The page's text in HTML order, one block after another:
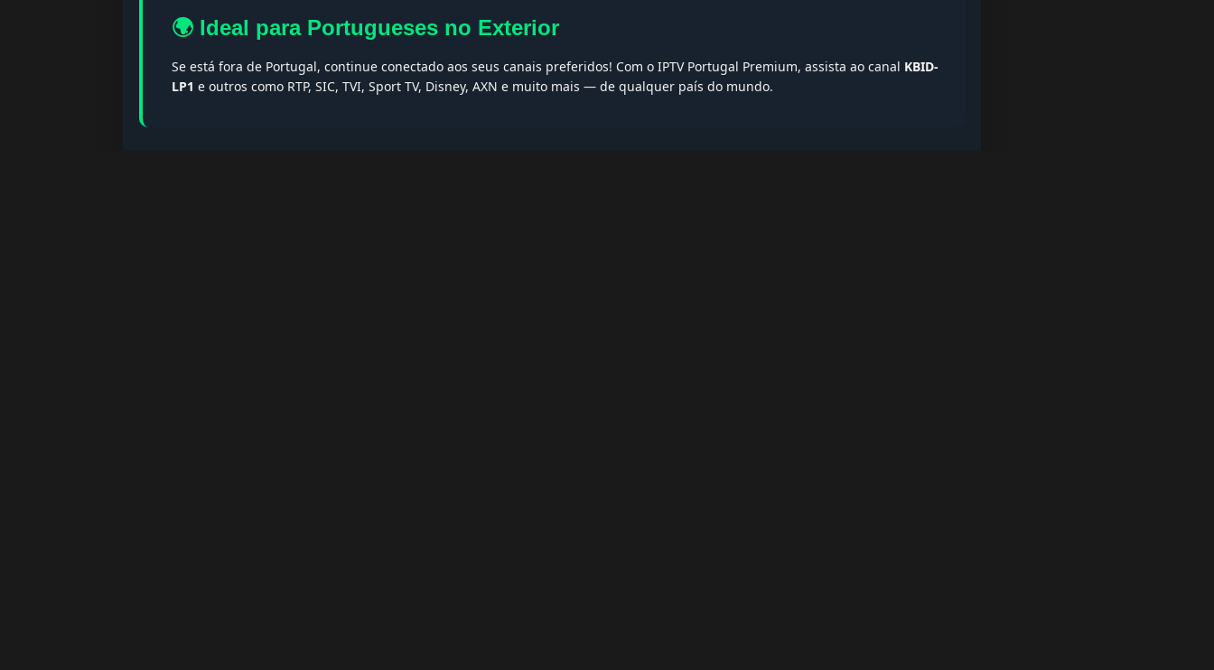
🌍 Ideal para Portugueses no Exterior
Se está fora de Portugal, continue conectado aos seus canais preferidos! Com o IPTV Portugal Premium, assista ao canal KBID-
LP1 e outros como RTP, SIC, TVI, Sport TV, Disney, AXN e muito mais — de qualquer país do mundo.